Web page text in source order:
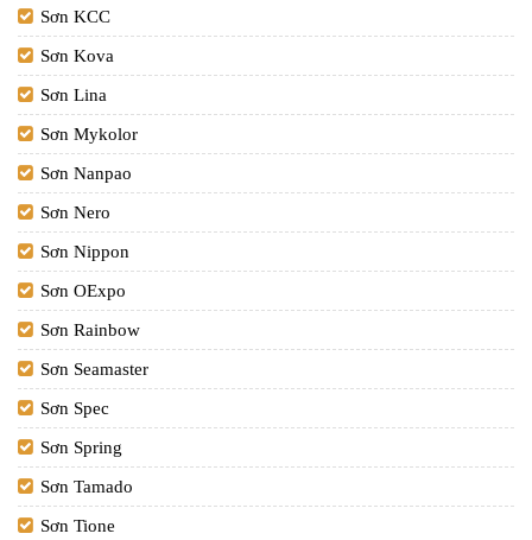
Sơn KCC
Sơn Kova
Sơn Lina
Sơn Mykolor
Sơn Nanpao
Sơn Nero
Sơn Nippon
Sơn OExpo
Sơn Rainbow
Sơn Seamaster
Sơn Spec
Sơn Spring
Sơn Tamado
Sơn Tione